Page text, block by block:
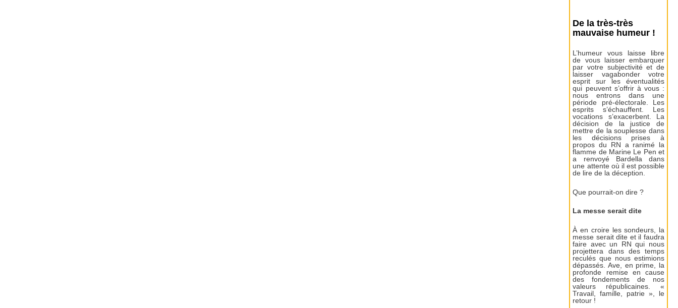
De la très-très
mauvaise humeur !
L’humeur vous laisse libre
de vous laisser embarquer
par votre subjectivité et de
laisser vagabonder votre
esprit sur les éventualités
qui peuvent s’offrir à vous :
nous entrons dans une
période pré-électorale. Les
esprits s’échauffent. Les
vocations s’exacerbent. La
décision de la justice de
mettre de la souplesse dans
les décisions prises à
propos du RN a ranimé la
flamme de Marine Le Pen et
a renvoyé Bardella dans
une attente où il est possible
de lire de la déception.
Que pourrait-on dire ?
La messe serait dite
À en croire les sondeurs, la
messe serait dite et il faudra
faire avec un RN qui nous
projettera dans des temps
reculés que nous estimions
dépassés. Ave, en prime, la
profonde remise en cause
des fondements de nos
valeurs républicaines. «
Travail, famille, patrie », le
retour !